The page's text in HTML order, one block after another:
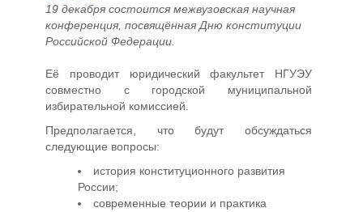
19 декабря состоится межвузовская научная
конференция, посвящённая Дню конституции
Российской Федерации.
Её проводит юридический факультет НГУЭУ
совместно с городской муниципальной
избирательной комиссией.
Предполагается, что будут обсуждаться
следующие вопросы:
история конституционного развития
России;
современные теории и практика